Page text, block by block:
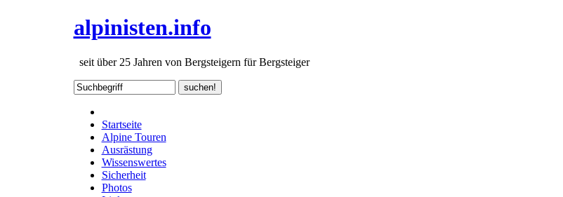
alpinisten.info
seit über 25 Jahren von Bergsteigern für Bergsteiger
Startseite
Alpine Touren
Ausrästung
Wissenswertes
Sicherheit
Photos